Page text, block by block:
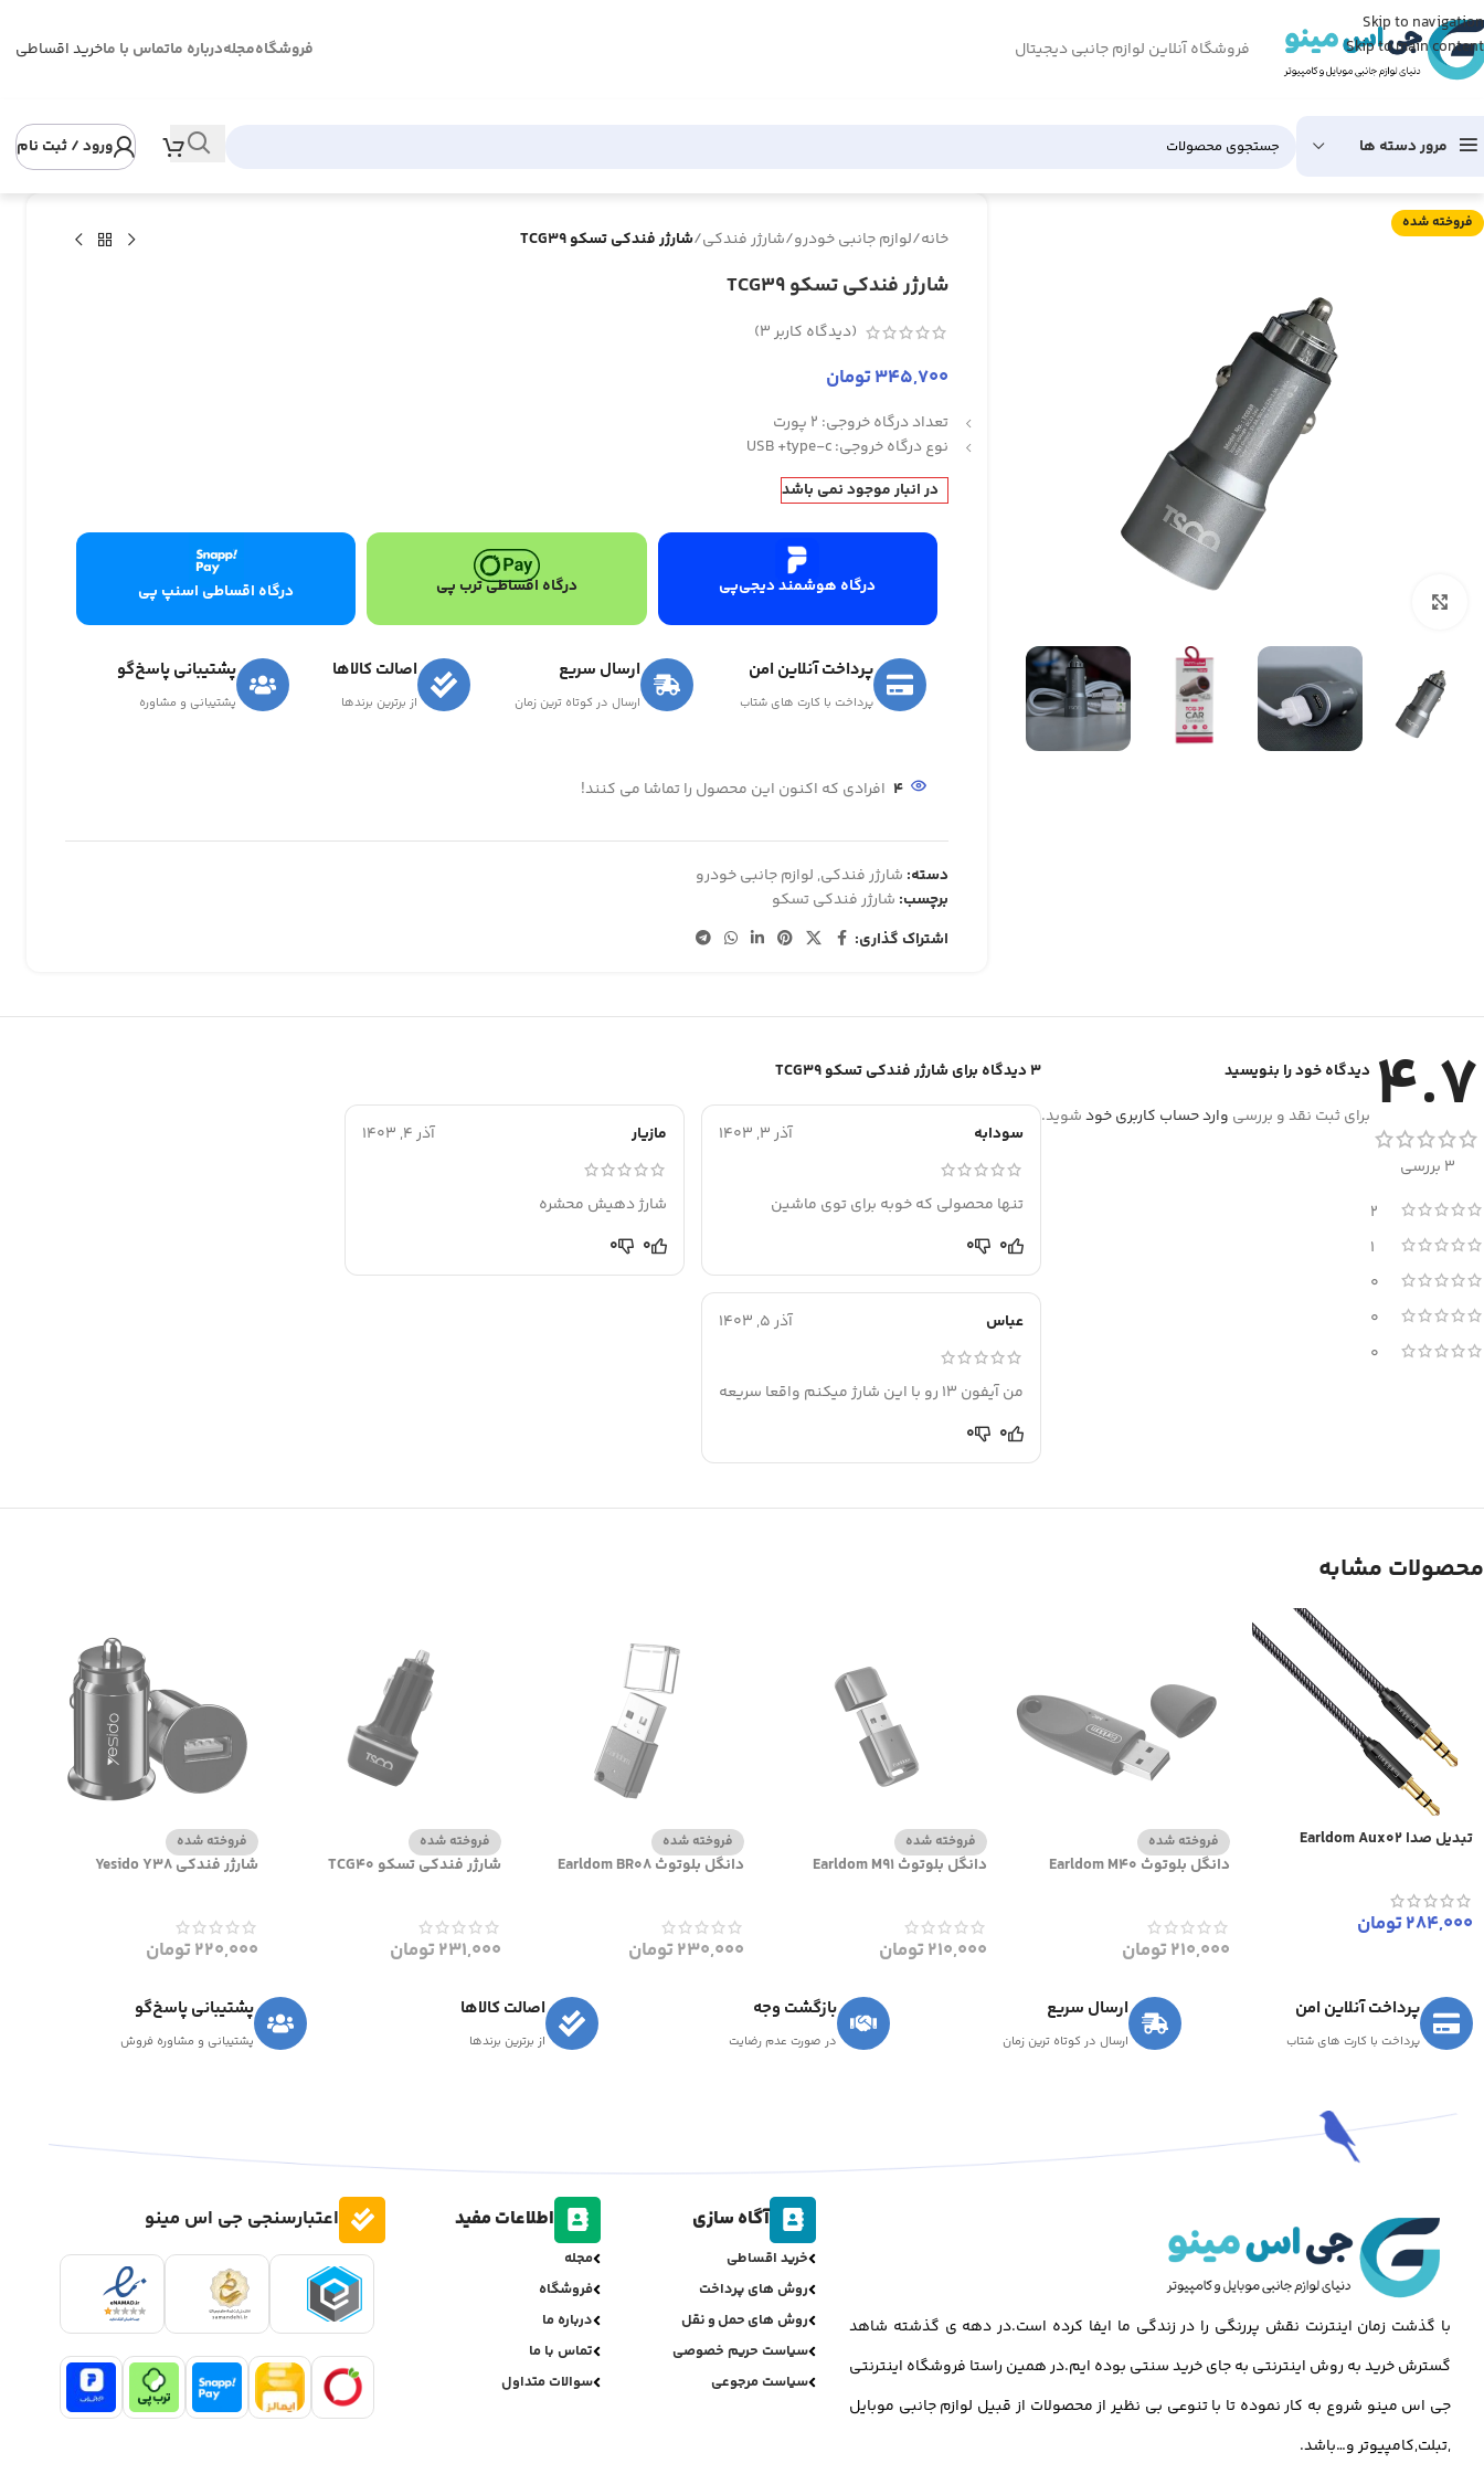
Skip to navigation
Skip to main content
فروشگاه آنلاین لوازم جانبی دیجیتال فروشگاهمجلهدرباره ماتماس با ماخرید اقساطی
مرور دسته ها ورود / ثبت نام
فروخته شده
خانه/لوازم جانبی خودرو/شارژر فندکی/شارژر فندکی تسکو TCG39
شارژر فندکی تسکو TCG39
(دیدگاه کاربر3
)
345,700تومان
تعداد درگاه خروجی: 2 پورت
نوع درگاه خروجی: USB +type-c
در انبار موجود نمی باشد
درگاه هوشمند دیجی‌پی درگاه اقساطی ترب پی درگاه اقساطی اسنپ پی
پرداخت آنلاین امن
پرداخت با کارت های شتاب
ارسال سریع
ارسال در کوتاه ترین زمان
اصالت کالاها
از برترین برندها
پشتیبانی پاسخ‌گو
پشتیبانی و مشاوره
4 افرادی که اکنون این محصول را تماشا می کنند!
دسته: شارژر فندکی, لوازم جانبی خودرو
برچسب: شارژر فندکی تسکو
اشتراک گذاری:
4.7
3 بررسی
2
1
0
0
0
3 دیدگاه برای شارژر فندکی تسکو TCG39
سودابه آذر 3, 1403
تنها محصولی که خوبه برای توی ماشین
0
0
مازیار آذر 4, 1403
شارژ دهیش محشره
0
0
عباس آذر 5, 1403
من آیفون ۱۳ رو با این شارژ میکنم واقعا سریعه
0
0
دیدگاه خود را بنویسید
برای ثبت نقد و بررسی وارد حساب کاربری خودشوید.
محصولات مشابه
تبدیل صدا Earldom Aux02
284,000تومان
فروخته شده
دانگل بلوتوث Earldom M40
210,000تومان
فروخته شده
دانگل بلوتوث Earldom M91
210,000تومان
فروخته شده
دانگل بلوتوث Earldom BR08
230,000تومان
فروخته شده
شارژر فندکی تسکو TCG40
231,000تومان
فروخته شده
شارژر فندکی Yesido Y38
220,000تومان
پرداخت آنلاین امن
پرداخت با کارت های شتاب
ارسال سریع
ارسال در کوتاه ترین زمان
بازگشت وجه
در صورت عدم رضایت
اصالت کالاها
از برترین برندها
پشتیبانی پاسخ‌گو
پشتیبانی و مشاوره فروش
با گذشت زمان اینترنت نقش پررنگی را در زندگی ما ایفا کرده است.در دهه ی گذشته شاهد
گسترش خرید به روش اینترنتی به جای خرید سنتی بوده ایم.در همین راستا فروشگاه اینترنتی
جی اس مینو شروع به کار نموده تا با تنوعی بی نظیر از محصولات از قبیل لوازم جانبی موبایل
,تبلت,کامپیوتر و…باشد.
آگاه سازی
خرید اقساطی
روش های پرداخت
روش های حمل و نقل
سیاست حریم خصوصی
سیاست مرجوعی
اطلاعات مفید
مجله
فروشگاه
درباره ما
تماس با ما
سوالات متداول
اعتبارسنجی جی اس مینو